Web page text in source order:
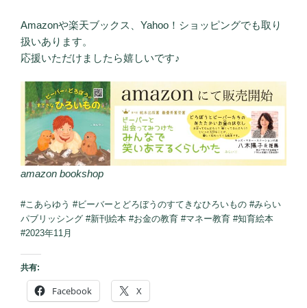
Amazonや楽天ブックス、Yahoo！ショッピングでも取り
扱いあります。
応援いただけましたら嬉しいです♪
amazon bookshop
#こあらゆう #ビーバーとどろぼうのすてきなひろいもの #みらい
パブリッシング #新刊絵本 #お金の教育 #マネー教育 #知育絵本
#2023年11月
共有:
Facebook X